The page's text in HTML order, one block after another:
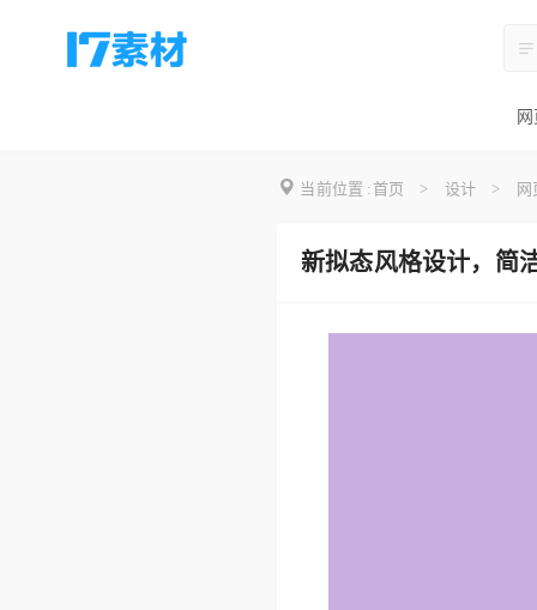
当前位置 :首页 > 设计 > 网
新拟态风格设计，简